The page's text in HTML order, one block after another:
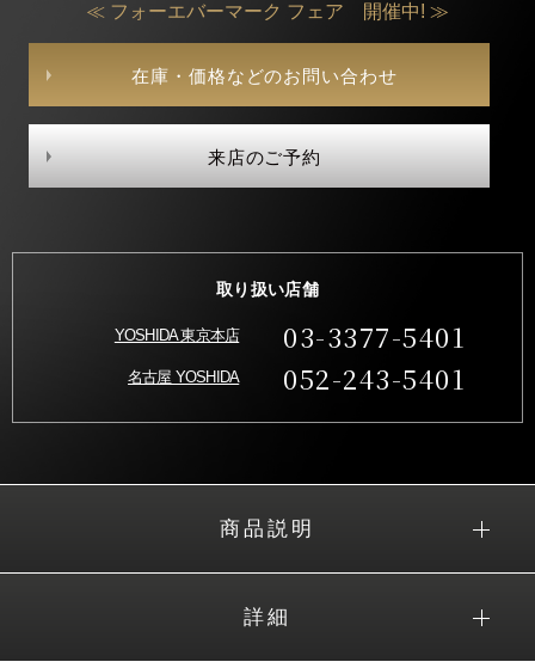
≪ フォーエバーマーク フェア 開催中! ≫
在庫・価格などのお問い合わせ
来店のご予約
取り扱い店舗
YOSHIDA 東京本店 03-3377-5401
名古屋 YOSHIDA 052-243-5401
商品説明
詳細